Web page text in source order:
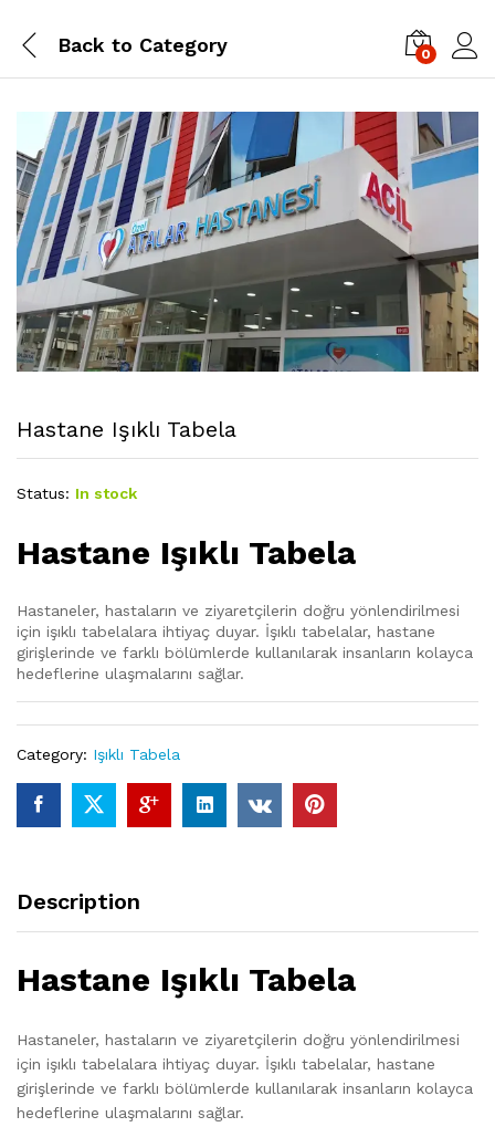
Back to Category 0
Hastane Işıklı Tabela
Status: In stock
Hastane Işıklı Tabela
Hastaneler, hastaların ve ziyaretçilerin doğru yönlendirilmesi
için işıklı tabelalara ihtiyaç duyar. İşıklı tabelalar, hastane
girişlerinde ve farklı bölümlerde kullanılarak insanların kolayca
hedeflerine ulaşmalarını sağlar.
Category: Işıklı Tabela
Description
Hastane Işıklı Tabela
Hastaneler, hastaların ve ziyaretçilerin doğru yönlendirilmesi
için işıklı tabelalara ihtiyaç duyar. İşıklı tabelalar, hastane
girişlerinde ve farklı bölümlerde kullanılarak insanların kolayca
hedeflerine ulaşmalarını sağlar.